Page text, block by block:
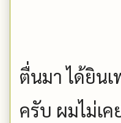
ตื่นมา ได้ยิน
ครับ ผมไม่เ